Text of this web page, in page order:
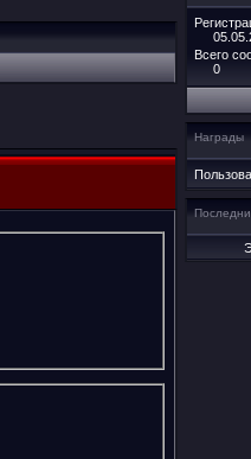
Всего
0
Награды